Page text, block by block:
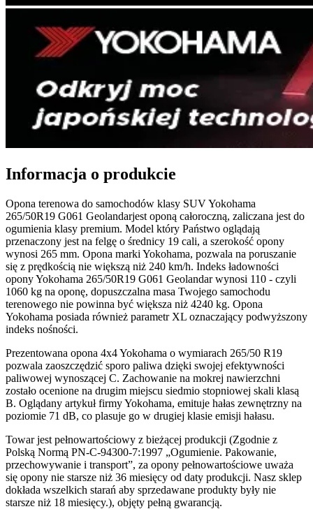
Informacja o produkcie
Opona terenowa do samochodów klasy SUV Yokohama
265/50R19 G061 Geolandarjest oponą całoroczną, zaliczana jest do
ogumienia klasy premium. Model który Państwo oglądają
przenaczony jest na felgę o średnicy 19 cali, a szerokość opony
wynosi 265 mm. Opona marki Yokohama, pozwala na poruszanie
się z prędkością nie większą niż 240 km/h. Indeks ładowności
opony Yokohama 265/50R19 G061 Geolandar wynosi 110 - czyli
1060 kg na oponę, dopuszczalna masa Twojego samochodu
terenowego nie powinna być większa niż 4240 kg. Opona
Yokohama posiada również parametr XL oznaczający podwyższony
indeks nośności.
Prezentowana opona 4x4 Yokohama o wymiarach 265/50 R19
pozwala zaoszczędzić sporo paliwa dzięki swojej efektywności
paliwowej wynoszącej C. Zachowanie na mokrej nawierzchni
zostało ocenione na drugim miejscu siedmio stopniowej skali klasą
B. Oglądany artykuł firmy Yokohama, emituje hałas zewnętrzny na
poziomie 71 dB, co plasuje go w drugiej klasie emisji hałasu.
Towar jest pełnowartościowy z bieżącej produkcji (Zgodnie z
Polską Normą PN-C-94300-7:1997 „Ogumienie. Pakowanie,
przechowywanie i transport”, za opony pełnowartościowe uważa
się opony nie starsze niż 36 miesięcy od daty produkcji. Nasz sklep
dokłada wszelkich starań aby sprzedawane produkty były nie
starsze niż 18 miesięcy.), objęty pełną gwarancją.